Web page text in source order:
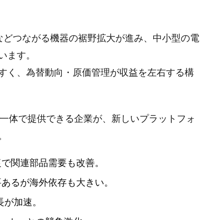
つながる機器の裾野拡大が進み、中小型の電
ます。
く、為替動向・原価管理が収益を左右する構
体で提供できる企業が、新しいプラットフォ
関連部品需要も改善。
るが海外依存も大きい。
加速。